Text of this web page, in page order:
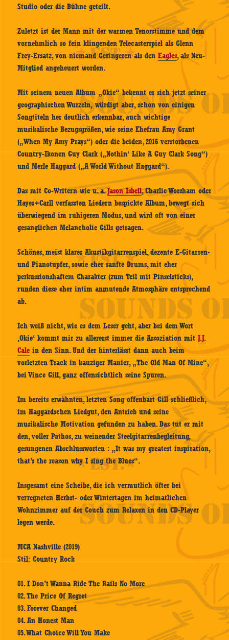
Studio oder die Bühne geteilt.
Zuletzt ist der Mann mit der warmen Tenorstimme und dem
vornehmlich so fein klingenden Telecasterspiel als Glenn
Frey-Ersatz, von niemand Geringeren als denEagles, als Neu-
Mitglied angeheuert worden.
Mit seinem neuen Album „Okie“ bekennt er sich jetzt seiner
geographischen Wurzeln, würdigt aber, schon von einigen
Songtiteln her deutlich erkennbar, auch wichtige
musikalische Bezugsgrößen, wie seine Ehefrau Amy Grant
(„When My Amy Prays“) oder die beiden, 2016 verstorbenen
Country-Ikonen Guy Clark („Nothin‘ Like A Guy Clark Song“)
und Merle Haggard („A World Without Haggard“).
Das mit Co-Writern wie u. a.Jason Isbell, Charlie Worsham oder
Hayes+Carll verfassten Liedern bespickte Album, bewegt sich
überwiegend im ruhigeren Modus, und wird oft von einer
gesanglichen Melancholie Gills getragen.
Schönes, meist klares Akustikgitarrenspiel, dezente E-Gitarren-
und Pianotupfer, sowie eher sanfte Drums, mit eher
perkussionshaftem Charakter (zum Teil mit Pinselsticks),
runden diese eher intim anmutende Atmosphäre entsprechend
ab.
Ich weiß nicht, wie es dem Leser geht, aber bei dem Wort
‚Okie‘ kommt mir zu allererst immer die Assoziation mitJ.J.
Cale in den Sinn. Und der hinterlässt dann auch beim
vorletzten Track in kauziger Manier, „The Old Man Of Mine“,
bei Vince Gill, ganz offensichtlich seine Spuren.
Im bereits erwähnten, letzten Song offenbart Gill schließlich,
im Haggardschen Liedgut, den Antrieb und seine
musikalische Motivation gefunden zu haben. Das tut er mit
den, voller Pathos, zu weinender Steelgitarrenbegleitung,
gesungenen Abschlussworten : „It was my greatest inspiration,
that’s the reason why I sing the Blues“.
Insgesamt eine Scheibe, die ich vermutlich öfter bei
verregneten Herbst- oder Wintertagen im heimatlichen
Wohnzimmer auf der Couch zum Relaxen in den CD-Player
legen werde.
MCA Nashville (2019)
Stil: Country Rock
01. I Don’t Wanna Ride The Rails No More
02. The Price Of Regret
03. Forever Changed
04. An Honest Man
05. What Choice Will You Make